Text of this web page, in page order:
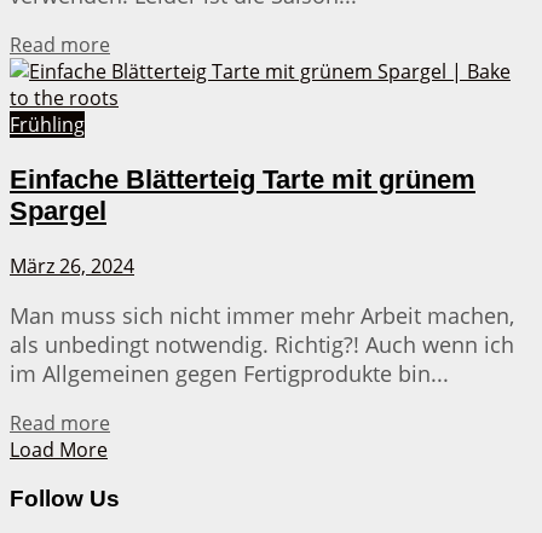
Read more
Frühling
Einfache Blätterteig Tarte mit grünem
Spargel
März 26, 2024
Man muss sich nicht immer mehr Arbeit machen,
als unbedingt notwendig. Richtig?! Auch wenn ich
im Allgemeinen gegen Fertigprodukte bin...
Read more
Load More
Follow Us